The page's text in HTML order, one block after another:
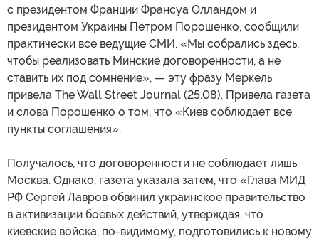
с президентом Франции Франсуа Олландом и
президентом Украины Петром Порошенко, сообщили
практически все ведущие СМИ. «Мы собрались здесь,
чтобы реализовать Минские договоренности, а не
ставить их под сомнение», — эту фразу Меркель
привела The Wall Street Journal (25.08). Привела газета
и слова Порошенко о том, что «Киев соблюдает все
пункты соглашения».
Получалось, что договоренности не соблюдает лишь
Москва. Однако, газета указала затем, что «Глава МИД
РФ Сергей Лавров обвинил украинское правительство
в активизации боевых действий, утверждая, что
киевские войска, по-видимому, подготовились к новому